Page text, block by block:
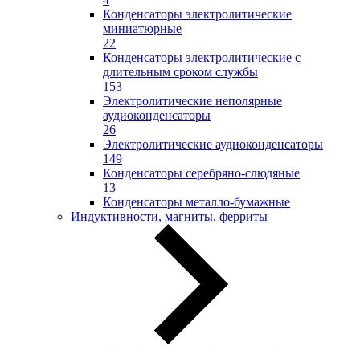
Конденсаторы электролитические
миниатюрные
22
Конденсаторы электролитические с
длительным сроком службы
153
Электролитические неполярные
аудиоконденсаторы
26
Электролитические аудиоконденсаторы
149
Конденсаторы серебряно-слюдяные
13
Конденсаторы металло-бумажные
Индуктивности, магниты, ферриты